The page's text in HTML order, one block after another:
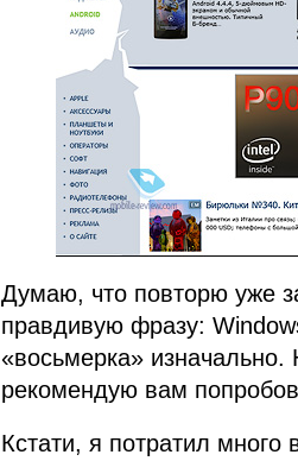
Думаю, что повторю уже
правдивую фразу:
«восьмерка»
рекомендую вам
Кстати, я потратил много